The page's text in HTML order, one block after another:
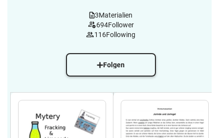
3Materialien
694Follower
116Following
Folgen